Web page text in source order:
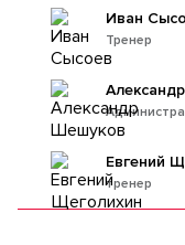
Тренер
Иван
тренер
Евгений